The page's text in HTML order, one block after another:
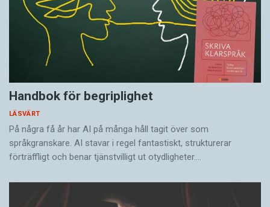
Handbok för begriplighet
LÄSVÄRT
På några få år har AI på många håll tagit över som
språkgranskare. AI stavar i regel fantastiskt, strukturerar
förträffligt och benar tjänstvilligt ut otydligheter.…